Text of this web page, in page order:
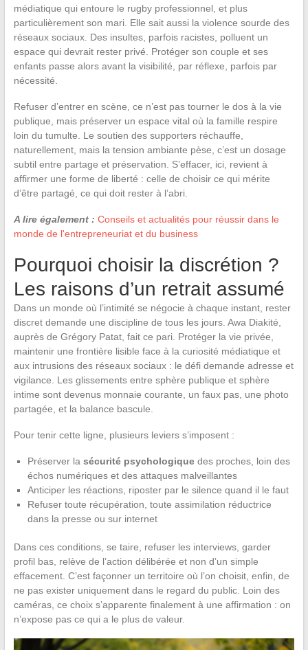
médiatique qui entoure le rugby professionnel, et plus
particulièrement son mari. Elle sait aussi la violence sourde des
réseaux sociaux. Des insultes, parfois racistes, polluent un
espace qui devrait rester privé. Protéger son couple et ses
enfants passe alors avant la visibilité, par réflexe, parfois par
nécessité.
Refuser d’entrer en scène, ce n’est pas tourner le dos à la vie
publique, mais préserver un espace vital où la famille respire
loin du tumulte. Le soutien des supporters réchauffe,
naturellement, mais la tension ambiante pèse, c’est un dosage
subtil entre partage et préservation. S’effacer, ici, revient à
affirmer une forme de liberté : celle de choisir ce qui mérite
d’être partagé, ce qui doit rester à l’abri.
A lire également : Conseils et actualités pour réussir dans le
monde de l'entrepreneuriat et du business
Pourquoi choisir la discrétion ?
Les raisons d’un retrait assumé
Dans un monde où l’intimité se négocie à chaque instant, rester
discret demande une discipline de tous les jours. Awa Diakité,
auprès de Grégory Patat, fait ce pari. Protéger la vie privée,
maintenir une frontière lisible face à la curiosité médiatique et
aux intrusions des réseaux sociaux : le défi demande adresse et
vigilance. Les glissements entre sphère publique et sphère
intime sont devenus monnaie courante, un faux pas, une photo
partagée, et la balance bascule.
Pour tenir cette ligne, plusieurs leviers s’imposent :
Préserver la sécurité psychologiquedes proches, loin des
échos numériques et des attaques malveillantes
Anticiper les réactions, riposter par le silence quand il le faut
Refuser toute récupération, toute assimilation réductrice
dans la presse ou sur internet
Dans ces conditions, se taire, refuser les interviews, garder
profil bas, relève de l’action délibérée et non d’un simple
effacement. C’est façonner un territoire où l’on choisit, enfin, de
ne pas exister uniquement dans le regard du public. Loin des
caméras, ce choix s’apparente finalement à une affirmation : on
n’expose pas ce qui a le plus de valeur.